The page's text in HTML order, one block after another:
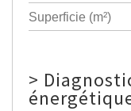
Superficie (m²)
>